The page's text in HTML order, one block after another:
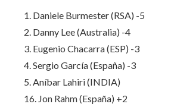
1. Daniele Burmester (RSA) -5
2. Danny Lee (Australia) -4
3. Eugenio Chacarra (ESP) -3
4. Sergio García (España) -3
5. Aníbar Lahiri (INDIA)
16. Jon Rahm (España) +2